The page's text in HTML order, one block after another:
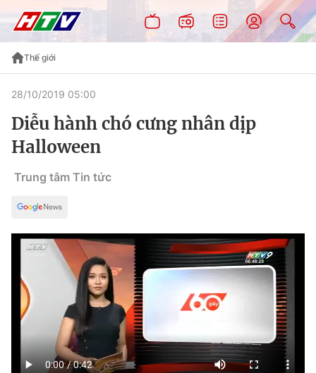
Thế giới
28/10/2019 05:00
Diễu hành chó cưng nhân dịp
Halloween
Trung tâm Tin tức